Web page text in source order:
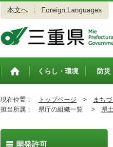
本文へ Foreign Languages
トップペ
くらし・環境 防災
現在位置： トップページ > まちづ
担当所属：
県庁の組織一覧 > 県
開発許可